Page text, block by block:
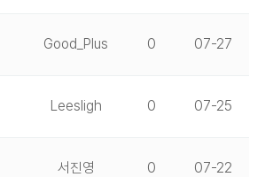
Good_Plus 0 07-27
Leesligh 0 07-25
서진영 0 07-22